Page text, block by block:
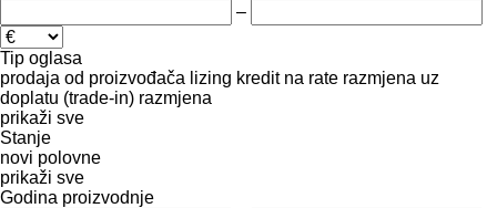
–
Tip oglasa
prodaja od proizvođača lizing kredit na rate razmjena uz
doplatu (trade-in) razmjena
prikaži sve
Stanje
novi polovne
prikaži sve
Godina proizvodnje